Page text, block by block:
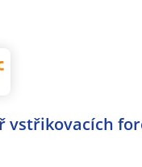
vstřikovacích